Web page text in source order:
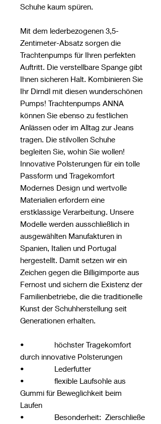
Schuhe kaum spüren.
Mit dem lederbezogenen 3,5-
Zentimeter-Absatz sorgen die
Trachtenpumps für Ihren perfekten
Auftritt. Die verstellbare Spange gibt
Ihnen sicheren Halt. Kombinieren Sie
Ihr Dirndl mit diesen wunderschönen
Pumps! Trachtenpumps ANNA
können Sie ebenso zu festlichen
Anlässen oder im Alltag zur Jeans
tragen. Die stilvollen Schuhe
begleiten Sie, wohin Sie wollen!
Innovative Polsterungen für ein tolle
Passform und Tragekomfort
Modernes Design und wertvolle
Materialien erfordern eine
erstklassige Verarbeitung. Unsere
Modelle werden ausschließlich in
ausgewählten Manufakturen in
Spanien, Italien und Portugal
hergestellt. Damit setzen wir ein
Zeichen gegen die Billigimporte aus
Fernost und sichern die Existenz der
Familienbetriebe, die die traditionelle
Kunst der Schuhherstellung seit
Generationen erhalten.
• höchster Tragekomfort
durch innovative Polsterungen
• Lederfutter
• flexible Laufsohle aus
Gummi für Beweglichkeit beim
Laufen
• Besonderheit: Zierschließe